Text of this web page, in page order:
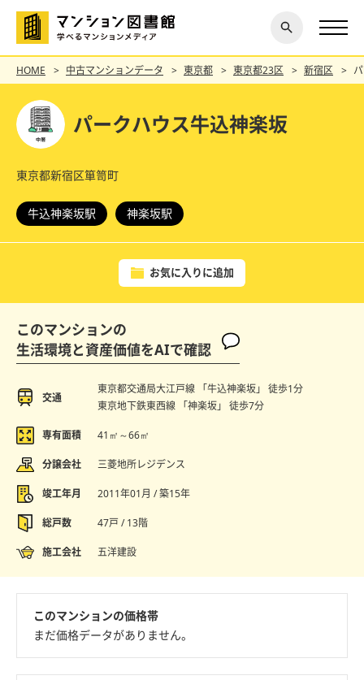
探す
閉じ
る
HOME 中古マンションデータ 東京都 東京都23区 新宿区
パークハウス牛込神楽坂
東京都新宿区箪笥町
牛込神楽坂駅 神楽坂駅
お気に入りに追加
このマンションの
生活環境と資産価値をAIで確認
交通
東京都交通局大江戸線 「牛込神楽坂」 徒歩1分
東京地下鉄東西線 「神楽坂」 徒歩7分
専有面積 41㎡～66㎡
分譲会社 三菱地所レジデンス
竣工年月 2011年01月 / 築15年
総戸数 47戸 / 13階
施工会社 五洋建設
このマンションの価格帯
まだ価格データがありません。